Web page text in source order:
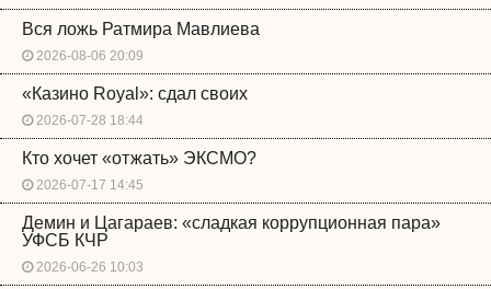
Вся ложь Ратмира Мавлиева
2026-08-06 20:09
«Казино Royal»: сдал своих
2026-07-28 18:44
Кто хочет «отжать» ЭКСМО?
2026-07-17 14:45
Демин и Цагараев: «сладкая коррупционная пара»
УФСБ КЧР
2026-06-26 10:03